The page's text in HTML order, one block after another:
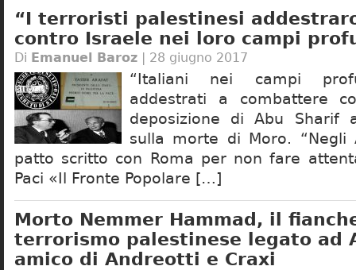
“I terroristi palestinesi
contro Israele nei loro campi
Di Emanuel Baroz | 28 giugno 2017
“Italiani nei campi
addestrati a combattere
deposizione di Abu Sharif
sulla morte di Moro. “Negli
patto scritto con Roma per non fare
Paci «Il Fronte Popolare […]
Morto Nemmer Hammad, il
terrorismo palestinese legato ad
amico di Andreotti e Craxi